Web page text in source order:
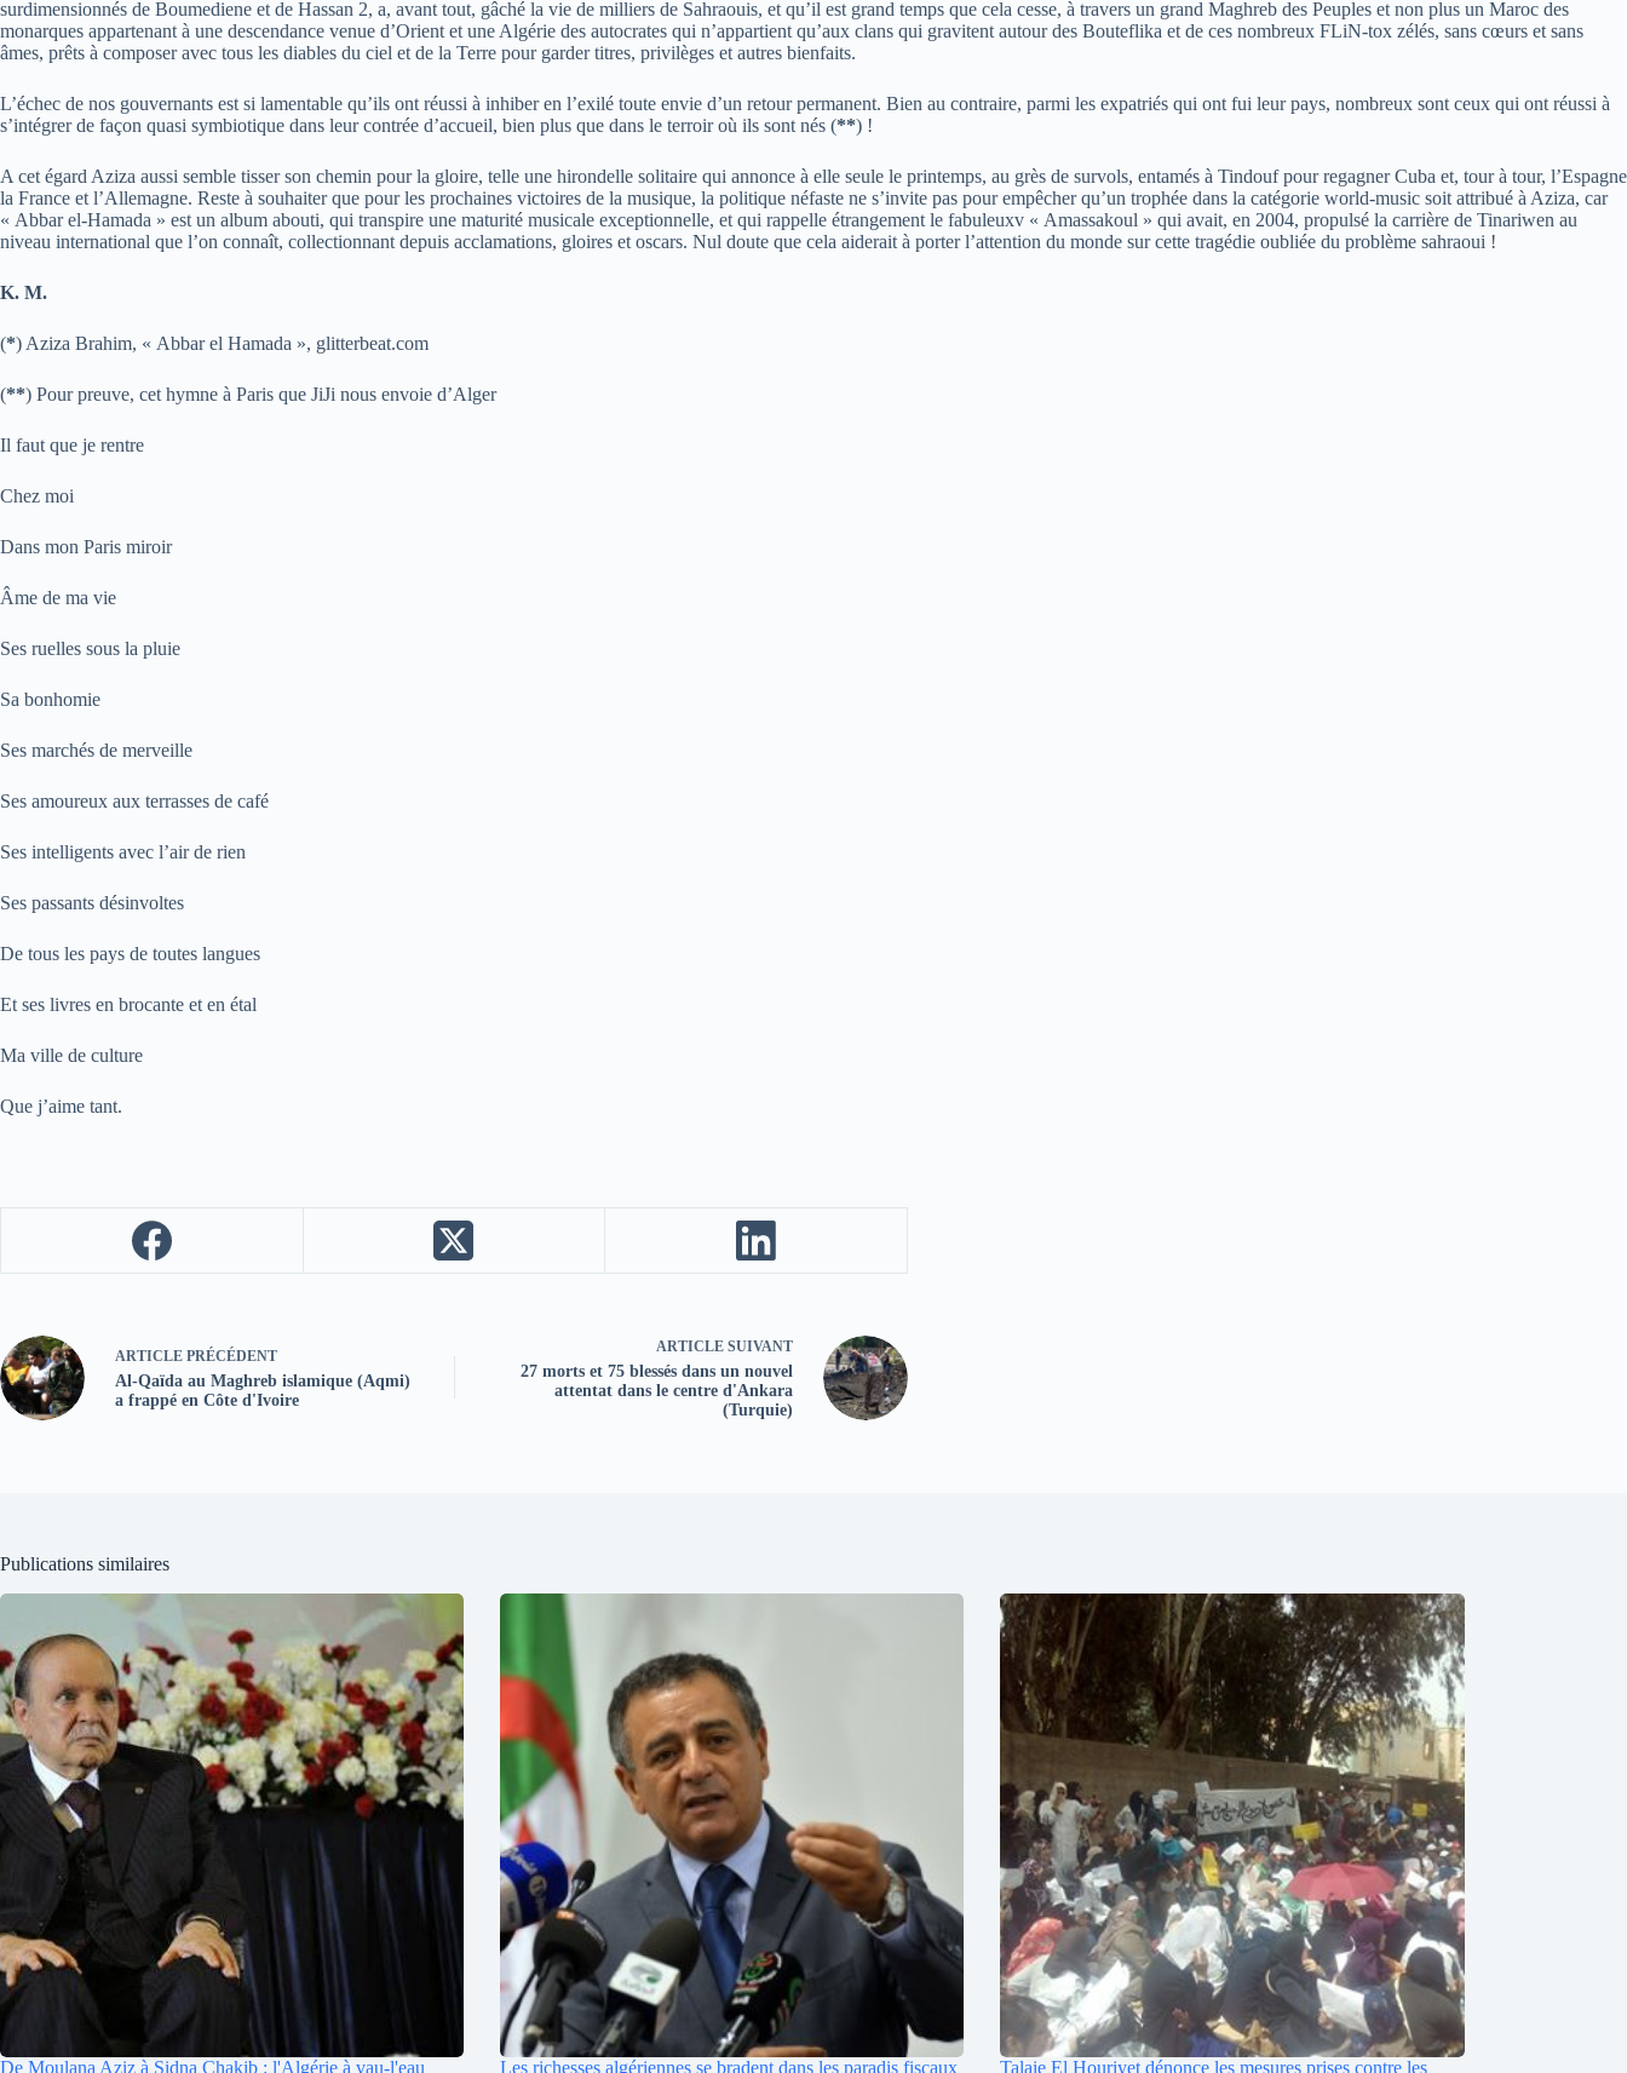
surdimensionnés de Boumediene et de Hassan 2, a, avant tout, gâché la vie de milliers de Sahraouis, et qu’il est grand temps que cela cesse, à travers un grand Maghreb des Peuples et non plus un Maroc des
monarques appartenant à une descendance venue d’Orient et une Algérie des autocrates qui n’appartient qu’aux clans qui gravitent autour des Bouteflika et de ces nombreux FLiN-tox zélés, sans cœurs et sans
âmes, prêts à composer avec tous les diables du ciel et de la Terre pour garder titres, privilèges et autres bienfaits.
L’échec de nos gouvernants est si lamentable qu’ils ont réussi à inhiber en l’exilé toute envie d’un retour permanent. Bien au contraire, parmi les expatriés qui ont fui leur pays, nombreux sont ceux qui ont réussi à
s’intégrer de façon quasi symbiotique dans leur contrée d’accueil, bien plus que dans le terroir où ils sont nés (**) !
A cet égard Aziza aussi semble tisser son chemin pour la gloire, telle une hirondelle solitaire qui annonce à elle seule le printemps, au grès de survols, entamés à Tindouf pour regagner Cuba et, tour à tour, l’Espagne
la France et l’Allemagne. Reste à souhaiter que pour les prochaines victoires de la musique, la politique néfaste ne s’invite pas pour empêcher qu’un trophée dans la catégorie world-music soit attribué à Aziza, car
« Abbar el-Hamada » est un album abouti, qui transpire une maturité musicale exceptionnelle, et qui rappelle étrangement le fabuleuxv « Amassakoul » qui avait, en 2004, propulsé la carrière de Tinariwen au
niveau international que l’on connaît, collectionnant depuis acclamations, gloires et oscars. Nul doute que cela aiderait à porter l’attention du monde sur cette tragédie oubliée du problème sahraoui !
K. M.
(*) Aziza Brahim, « Abbar el Hamada », glitterbeat.com
(**) Pour preuve, cet hymne à Paris que JiJi nous envoie d’Alger
Il faut que je rentre
Chez moi
Dans mon Paris miroir
Âme de ma vie
Ses ruelles sous la pluie
Sa bonhomie
Ses marchés de merveille
Ses amoureux aux terrasses de café
Ses intelligents avec l’air de rien
Ses passants désinvoltes
De tous les pays de toutes langues
Et ses livres en brocante et en étal
Ma ville de culture
Que j’aime tant.
ARTICLE PRÉCÉDENT
Al-Qaïda au Maghreb islamique (Aqmi)
a frappé en Côte d'Ivoire
ARTICLE SUIVANT
27 morts et 75 blessés dans un nouvel
attentat dans le centre d'Ankara
(Turquie)
Publications similaires
De Moulana Aziz à Sidna Chakib : l'Algérie à vau-l'eau Les richesses algériennes se bradent dans les paradis fiscaux Talaie El Houriyet dénonce les mesures prises contre les